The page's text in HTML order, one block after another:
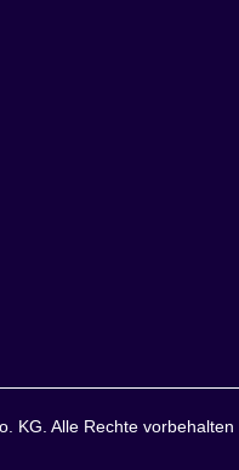
KG. Alle Rechte vorbehalten